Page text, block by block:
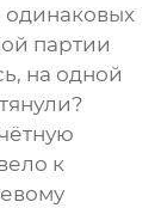
одинаковых
партии
на одной
к